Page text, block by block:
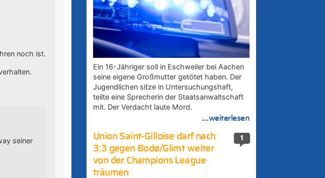
noch ist.
seiner
Ein 16-Jähriger soll in Eschweiler bei Aachen
seine eigene Großmutter getötet haben. Der
Jugendlichen sitze in Untersuchungshaft,
teilte eine Sprecherin der Staatsanwaltschaft
mit. Der Verdacht laute Mord.
....weiterlesen
1
Union Saint-Gilloise darf nach
3:3 gegen Bodø/Glimt weiter
von der Champions League
träumen